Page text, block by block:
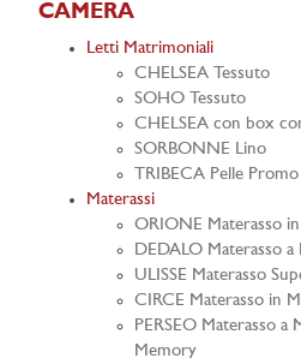
CAMERA
Letti Matrimoniali
CHELSEA Tessuto
SOHO Tessuto
CHELSEA con box
SORBONNE Lino
TRIBECA Pelle Promo
Materassi
ORIONE Materasso
DEDALO Materasso
ULISSE Materasso
CIRCE Materasso in
PERSEO Materasso
Memory